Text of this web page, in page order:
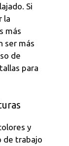
Si
la
más
ser más
de
para
y
de trabajo